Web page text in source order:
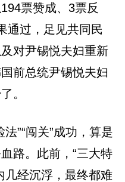
票赞成、3票反
通过，足见共同民
对尹锡悦夫妇重新
前总统尹锡悦夫妇
。
”“闯关”成功，算是
路。此前，“三大特
几经沉浮，最终都难